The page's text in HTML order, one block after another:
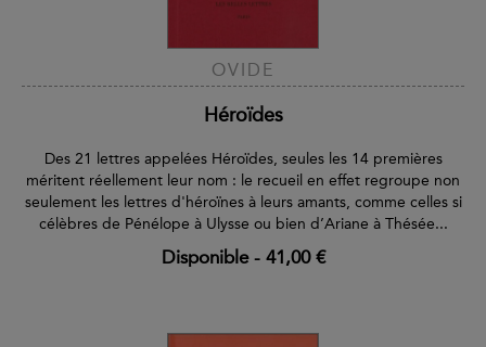
OVIDE
Héroïdes
Des 21 lettres appelées Héroïdes, seules les 14 premières
méritent réellement leur nom : le recueil en effet regroupe non
seulement les lettres d'héroïnes à leurs amants, comme celles si
célèbres de Pénélope à Ulysse ou bien d’Ariane à Thésée...
Disponible- 41,00 €